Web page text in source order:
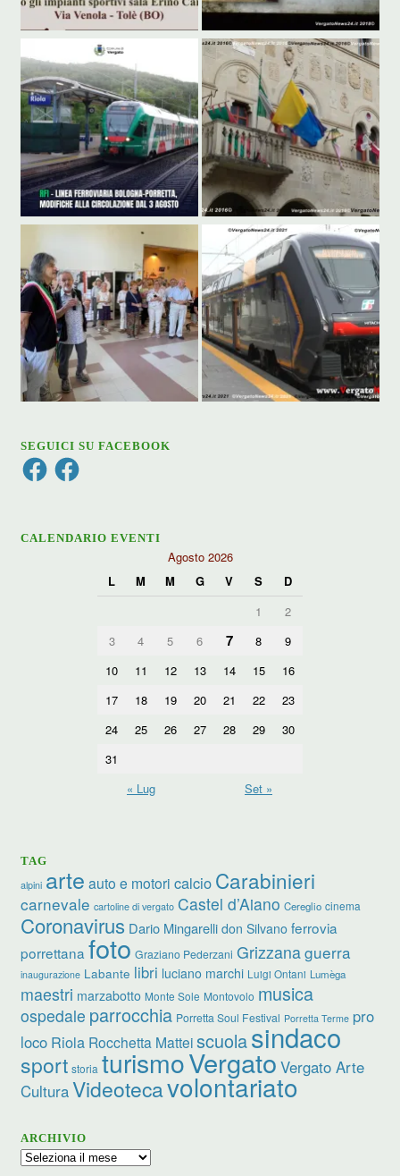
SEGUICI SU FACEBOOK
FacebookFacebook
CALENDARIO EVENTI
Agosto 2026
L
M M G V S
D
1
2
3
4 5 6 7 8
9
10
11 12 13 14 15
16
17
18 19 20 21 22
23
24
25 26 27 28 29
30
31
« Lug
Set »
TAG
alpini arte auto e motori calcio Carabinieri
carnevale cartoline di vergato Castel d’Aiano Cereglio cinema
Coronavirus Dario Mingarelli don Silvano ferrovia
porrettana foto Graziano Pederzani Grizzanaguerra
inaugurazione Labante libri luciano marchi Luigi Ontani Lumèga
maestri marzabotto Monte Sole Montovolo musica
ospedale parrocchia Porretta Soul Festival Porretta Terme pro
loco Riola Rocchetta Matteiscuolasindaco
sport storia turismoVergato Vergato Arte
CulturaVideotecavolontariato
ARCHIVIO
Archivio